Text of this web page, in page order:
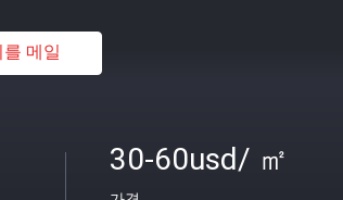
를 메일
30-60usd/ ㎡